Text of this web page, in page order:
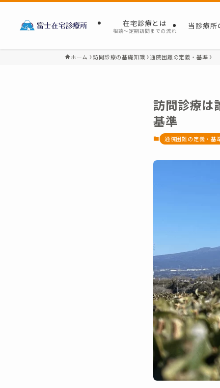
在宅診療とは
相談～定期訪問までの流れ
当診療所
ホーム 訪問診療の基礎知識 通院困難の定義・基準
訪問診療は
基準
通院困難の定義・基